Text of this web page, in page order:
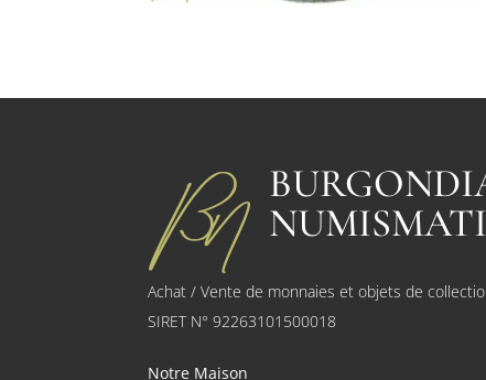
Achat / Vente de monnaies et objets de
SIRET N° 92263101500018
Notre Maison